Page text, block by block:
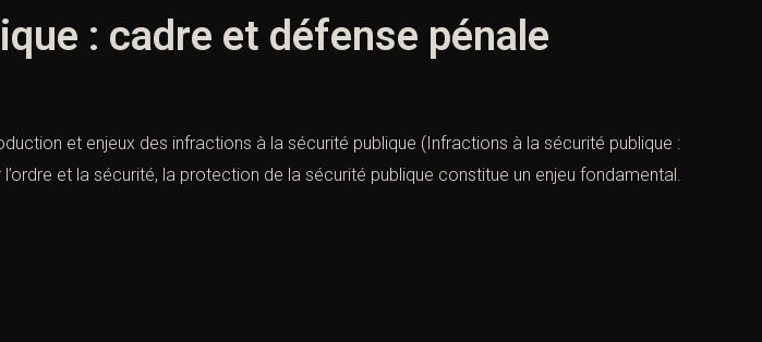
: cadre et défense pénale
et enjeux des infractions à la sécurité publique (Infractions à la sécurité publique :
et la sécurité, la protection de la sécurité publique constitue un enjeu fondamental.